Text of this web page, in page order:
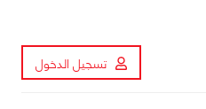
تسجيل الدخول